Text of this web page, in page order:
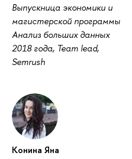
Выпускница экономики и
магистерской программы
Анализ больших данных
2018 года, Team lead,
Semrush
Конина Яна